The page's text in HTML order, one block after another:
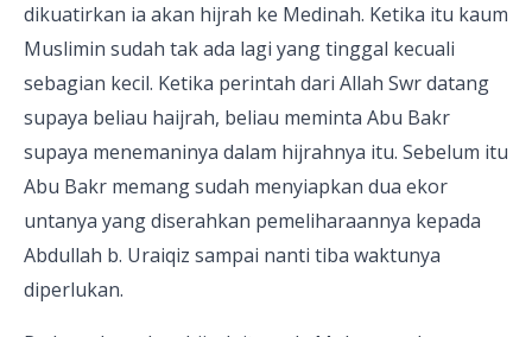
dikuatirkan ia akan hijrah ke Medinah. Ketika itu kaum
Muslimin sudah tak ada lagi yang tinggal kecuali
sebagian kecil. Ketika perintah dari Allah Swr datang
supaya beliau haijrah, beliau meminta Abu Bakr
supaya menemaninya dalam hijrahnya itu. Sebelum itu
Abu Bakr memang sudah menyiapkan dua ekor
untanya yang diserahkan pemeliharaannya kepada
Abdullah b. Uraiqiz sampai nanti tiba waktunya
diperlukan.